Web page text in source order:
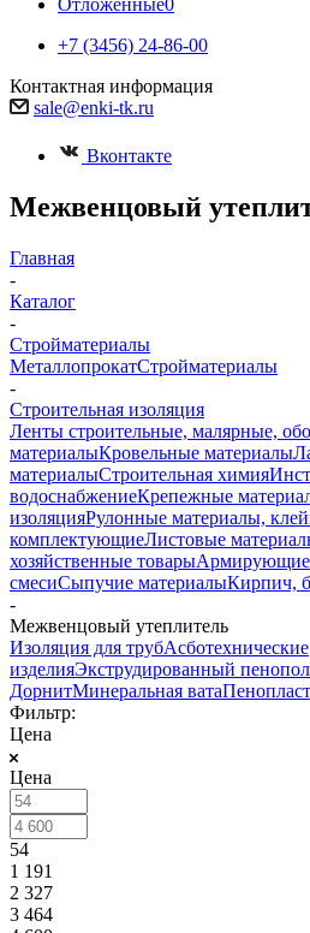
Отложенные0
+7 (3456) 24-86-00
Контактная информация
sale@enki-tk.ru
Вконтакте
Межвенцовый
Главная
-
Каталог
-
Стройматериалы
МеталлопрокатСтройматериалы
-
Строительная изоляция
Ленты строительные, малярные,
материалыКровельные материалы
материалыСтроительная химия
водоснабжениеКрепежные
изоляцияРулонные материалы,
комплектующиеЛистовые
хозяйственные товарыАрмирующие
смесиСыпучие материалыКирпич,
-
Межвенцовый утеплитель
Изоляция для трубАсботехнические
изделияЭкструдированный
ДорнитМинеральная ватаПенопласт
Фильтр:
Цена
Цена
54
1 191
2 327
3 464